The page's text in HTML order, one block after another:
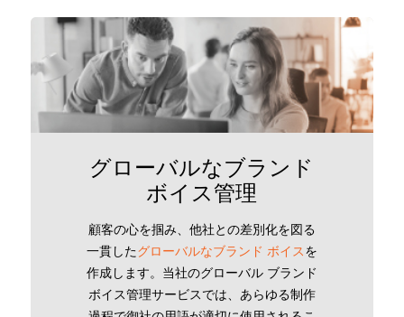
グローバルなブランド
ボイス管理
顧客の心を掴み、他社との差別化を図る
一貫したグローバルなブランド ボイスを
作成します。当社のグローバル ブランド
ボイス管理サービスでは、あらゆる制作